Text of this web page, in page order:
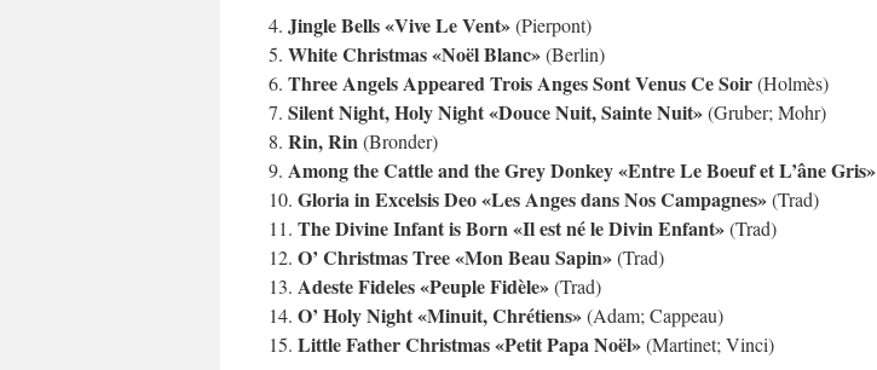
4. Jingle Bells «Vive Le Vent»(Pierpont)
5. White Christmas «Noël Blanc»(Berlin)
6. Three Angels Appeared Trois Anges Sont Venus Ce Soir(Holmès)
7. Silent Night, Holy Night «Douce Nuit, Sainte Nuit»(Gruber; Mohr)
8. Rin, Rin(Bronder)
9. Among the Cattle and the Grey Donkey «Entre Le Boeuf et L’âne Gris»
10. Gloria in Excelsis Deo «Les Anges dans Nos Campagnes»(Trad)
11. The Divine Infant is Born «Il est né le Divin Enfant»(Trad)
12. O’ Christmas Tree «Mon Beau Sapin»(Trad)
13. Adeste Fideles «Peuple Fidèle»(Trad)
14. O’ Holy Night «Minuit, Chrétiens»(Adam; Cappeau)
15. Little Father Christmas «Petit Papa Noël»(Martinet; Vinci)